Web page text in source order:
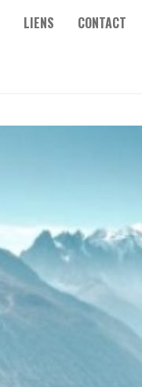
LIENS CONTACT